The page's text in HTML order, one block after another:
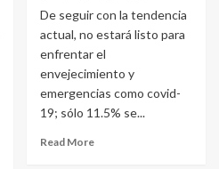
De seguir con la tendencia
actual, no estará listo para
enfrentar el
envejecimiento y
emergencias como covid-
19; sólo 11.5% se...
Read More